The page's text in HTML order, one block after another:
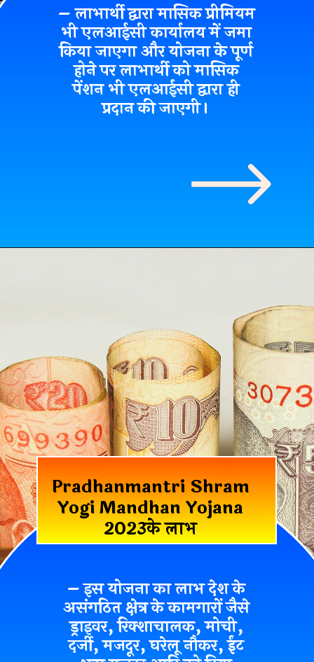
– लाभार्थी द्वारा मासिक प्रीमियम
भी एलआईसी कार्यालय में जमा
किया जाएगा और योजना के पूर्ण
होने पर लाभार्थी को मासिक
पेंशन भी एलआईसी द्वारा ही
प्रदान की जाएगी।
Pradhanmantri Shram
Yogi Mandhan Yojana
2023के लाभ
– इस योजना का लाभ देश के
असंगठित क्षेत्र के कामगारों जैसे
ड्राइवर, रिक्शाचालक, मोची,
दर्जी, मजदूर, घरेलू नौकर, ईंट